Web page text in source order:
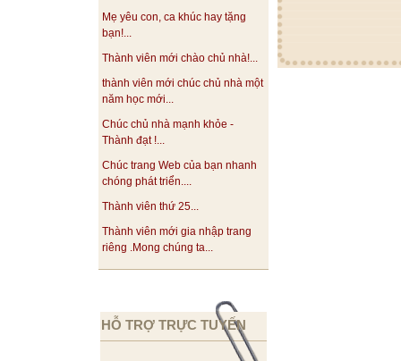
Mẹ yêu con, ca khúc hay tặng
bạn!...
Thành viên mới chào chủ nhà!...
thành viên mới chúc chủ nhà một
năm học mới...
Chúc chủ nhà mạnh khỏe -
Thành đạt !...
Chúc trang Web của bạn nhanh
chóng phát triển....
Thành viên thứ 25...
Thành viên mới gia nhập trang
riêng .Mong chúng ta...
HỖ TRỢ TRỰC TUYẾN